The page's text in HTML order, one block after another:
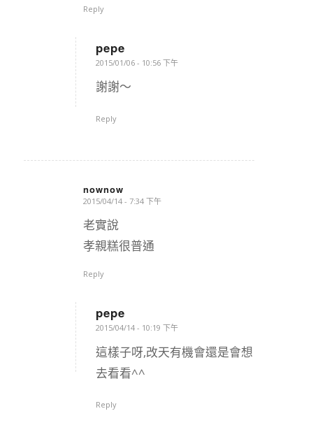
Reply
pepe
says:
2015/01/06 - 10:56 下午
謝謝～
Reply
nownow
says:
2015/04/14 - 7:34 下午
老實說
孝親糕很普通
Reply
pepe
says:
2015/04/14 - 10:19 下午
這樣子呀,改天有機會還是會想
去看看^^
Reply